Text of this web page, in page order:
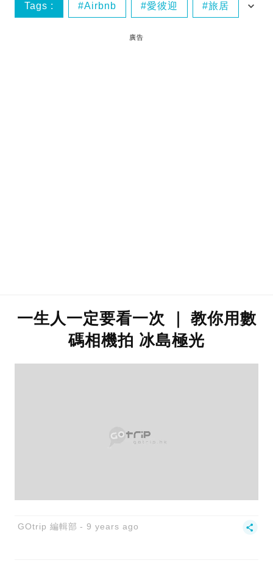
Tags : Airbnb 愛彼迎 旅居
廣告
一生人一定要看一次 ｜ 教你用數
碼相機拍 冰島極光
GOtrip 編輯部 9 years ago